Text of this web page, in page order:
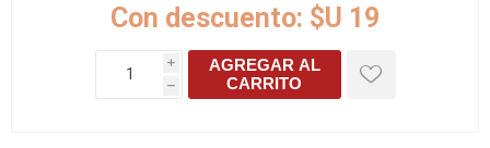
Con descuento: $U 19
i
h
AGREGAR AL
CARRITO